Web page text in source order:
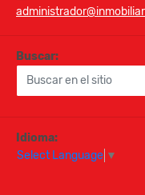
Buscar:
Idioma:
Select Language ▼